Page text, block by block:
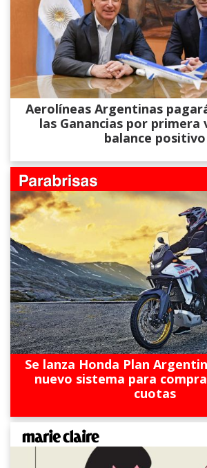
Aerolíneas Argentinas
las Ganancias por primera
balance positivo
Se lanza Honda Plan
nuevo sistema para
cuotas